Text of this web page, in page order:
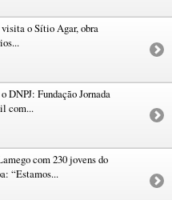
o Sítio Agar, obra
DNPJ: Fundação Jornada
com...
com 230 jovens do
“Estamos...